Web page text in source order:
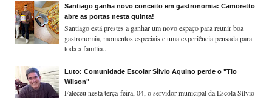
Santiago ganha novo conceito em gastronomia: Camoretto
abre as portas nesta quinta!
Santiago está prestes a ganhar um novo espaço para reunir boa
gastronomia, momentos especiais e uma experiência pensada para
toda a família....
Luto: Comunidade Escolar Sílvio Aquino perde o "Tio
Wilson"
Faleceu nesta terça-feira, 04, o servidor municipal da Escola Sílvio